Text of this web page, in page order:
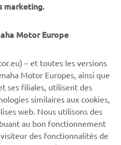
marketing.
Motor Europe
– et toutes les versions
Motor Europes, ainsi que
ses filiales, utilisent des
similaires aux cookies,
web. Nous utilisons des
au bon fonctionnement
des fonctionnalités de